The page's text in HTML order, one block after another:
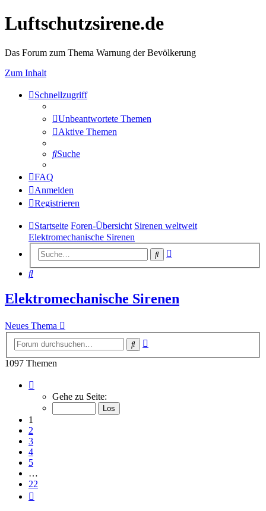
Luftschutzsirene.de
Das Forum zum Thema Warnung der Bevölkerung
Zum Inhalt
Schnellzugriff
Unbeantwortete Themen
Aktive Themen
Suche
FAQ
Anmelden
Registrieren
Startseite Foren-Übersicht Sirenen weltweit
Elektromechanische Sirenen
Suche
Suche
Elektromechanische Sirenen
Neues Thema
Suche
1097 Themen
von
Gehe zu Seite:
1
2
3
4
5
…
22